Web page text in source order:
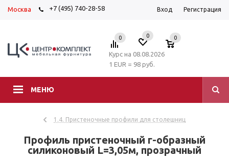
Москва +7 (495) 740-28-58 Вход Регистрация
МЕНЮ
0 0 0
Курс на 08.08.2026
1 EUR = 98 руб.
1.4. Пристеночные профили для столешниц
Профиль пристеночный г-образный
силиконовый L=3,05м, прозрачный